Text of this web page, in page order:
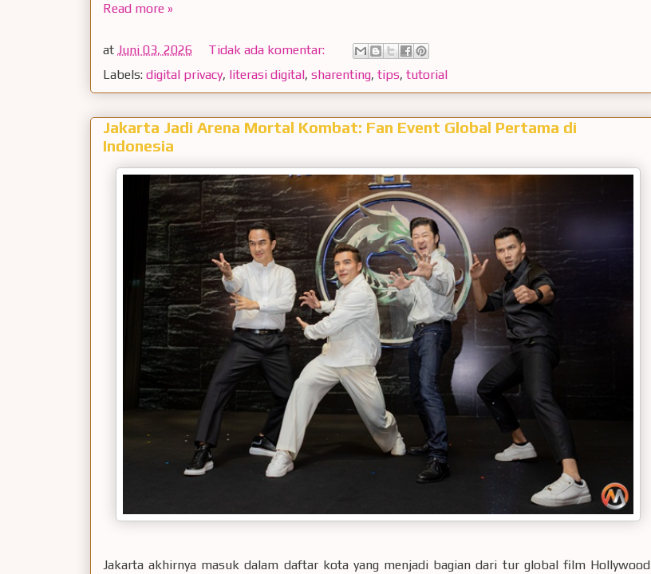
Read more »
at Juni 03, 2026
Tidak ada komentar:
Labels: digital privacy, literasi digital, sharenting, tips, tutorial
Jakarta Jadi Arena Mortal Kombat: Fan Event Global Pertama di
Indonesia
Jakarta akhirnya masuk dalam daftar kota yang menjadi bagian dari tur global film Hollywood